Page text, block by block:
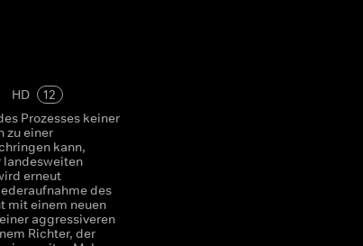
HD
12
Prozesses keiner
zu einer
kann,
landesweiten
erneut
des
mit einem neuen
aggressiveren
Richter, der